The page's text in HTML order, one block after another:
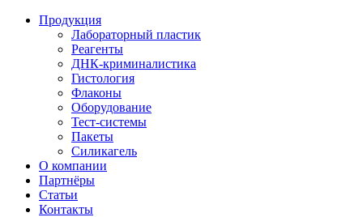
Продукция
Лабораторный пластик
Реагенты
ДНК-криминалистика
Гистология
Флаконы
Оборудование
Тест-системы
Пакеты
Силикагель
О компании
Партнёры
Статьи
Контакты